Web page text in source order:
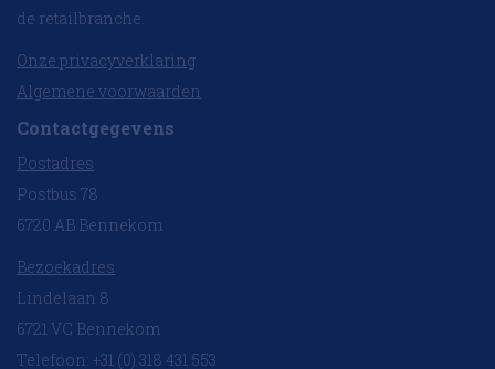
de retailbranche.
Onze privacyverklaring
Algemene voorwaarden
Contactgegevens
Postadres
Postbus 78
6720 AB Bennekom
Bezoekadres
Lindelaan 8
6721 VC Bennekom
Telefoon: +31 (0) 318 431 553